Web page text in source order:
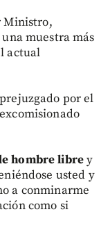
Ministro,
muestra más
actual
por el
hombre librey
usted y
a conminarme
como si